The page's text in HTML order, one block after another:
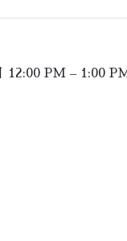
12:00 PM – 1:00